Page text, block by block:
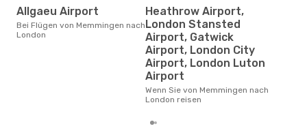
Allgaeu Airport
Bei Flügen von Memmingen nach
London
Heathrow Airport,
London Stansted
Airport, Gatwick
Airport, London City
Airport, London Luton
Airport
Wenn Sie von Memmingen nach
London reisen